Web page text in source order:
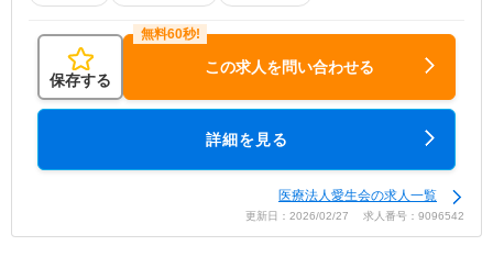
保存する
この求人を問い合わせる
詳細を見る
医療法人愛生会の求人一覧
更新日：2026/02/27 求人番号：9096542